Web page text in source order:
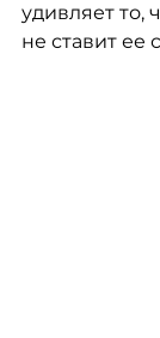
удивляет то,
не ставит ее